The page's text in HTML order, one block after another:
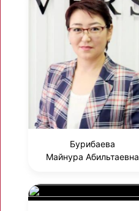
Бурибаева
Майнура Абильтаевна